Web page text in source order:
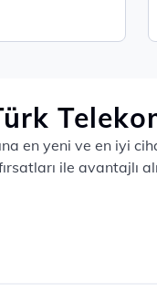
en yeni ve en iyi
ile avantajlı